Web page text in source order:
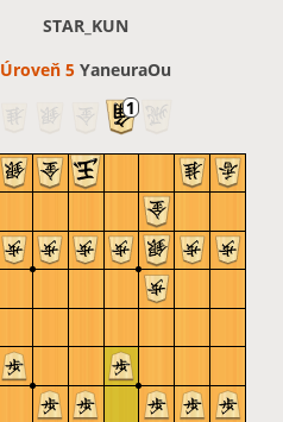
STAR_KUN
Úroveň 5 YaneuraOu